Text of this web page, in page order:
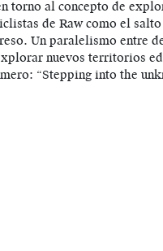
torno al concepto de
de Raw como el salto
Un paralelismo entre
nuevos territorios
“Stepping into the